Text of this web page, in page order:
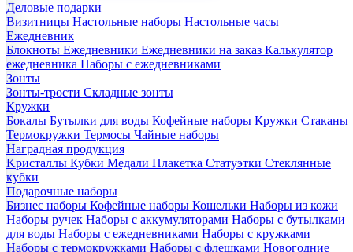
Деловые подарки
Визитницы Настольные наборы Настольные часы
Ежедневник
Блокноты Ежедневники Ежедневники на заказ Калькулятор
ежедневника Наборы с ежедневниками
Зонты
Зонты-трости Складные зонты
Кружки
Бокалы Бутылки для воды Кофейные наборы Кружки Стаканы
Термокружки Термосы Чайные наборы
Наградная продукция
Kристаллы Кубки Медали Плакетка Статуэтки Стеклянные
кубки
Подарочные наборы
Бизнес наборы Кофейные наборы Кошельки Наборы из кожи
Наборы ручек Наборы с аккумуляторами Наборы с бутылками
для воды Наборы с ежедневниками Наборы с кружками
Наборы с термокружками Наборы с флешками Новогодние